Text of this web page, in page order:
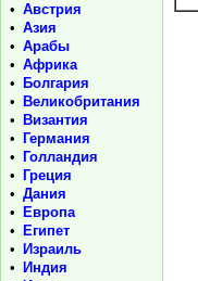
• Австрия
• Азия
• Арабы
• Африка
•
Болгария
•
Великобритания
•
Византия
•
Германия
•
Голландия
•
Греция
• Дания
•
Европа
•
Египет
•
Израиль
•
Индия